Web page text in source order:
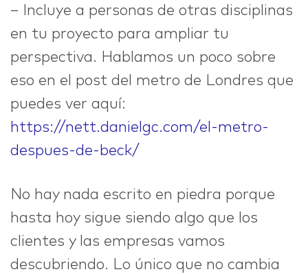
– Incluye a personas de otras disciplinas
en tu proyecto para ampliar tu
perspectiva. Hablamos un poco sobre
eso en el post del metro de Londres que
puedes ver aquí:
https://nett.danielgc.com/el-metro-
despues-de-beck/
No hay nada escrito en piedra porque
hasta hoy sigue siendo algo que los
clientes y las empresas vamos
descubriendo. Lo único que no cambia